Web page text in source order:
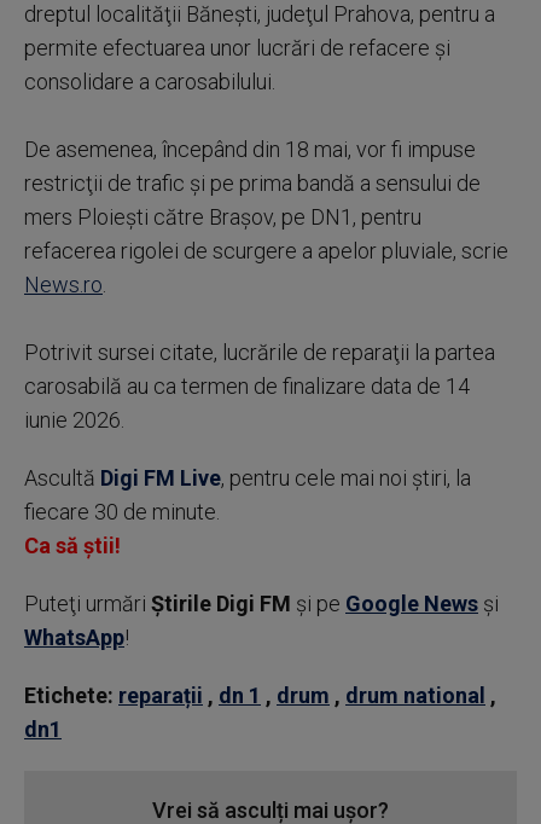
dreptul localităţii Băneşti, judeţul Prahova, pentru a
permite efectuarea unor lucrări de refacere şi
consolidare a carosabilului.
De asemenea, începând din 18 mai, vor fi impuse
restricţii de trafic şi pe prima bandă a sensului de
mers Ploieşti către Braşov, pe DN1, pentru
refacerea rigolei de scurgere a apelor pluviale, scrie
News.ro
Potrivit sursei citate, lucrările de reparaţii la partea
carosabilă au ca termen de finalizare data de 14
iunie 2026.
Ascultă Digi FM Live, pentru cele mai noi știri, la
fiecare 30 de minute.
Ca să știi!
Puteţi urmări Știrile Digi FM şi pe Google News şi
WhatsApp!
Etichete: reparații , dn 1 , drum , drum national ,
dn1
Vrei să asculți mai ușor?